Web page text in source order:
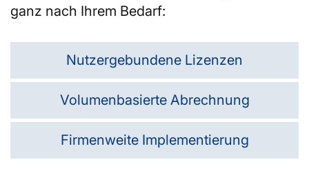
ganz nach Ihrem Bedarf:
Nutzergebundene Lizenzen
Volumenbasierte Abrechnung
Firmenweite Implementierung